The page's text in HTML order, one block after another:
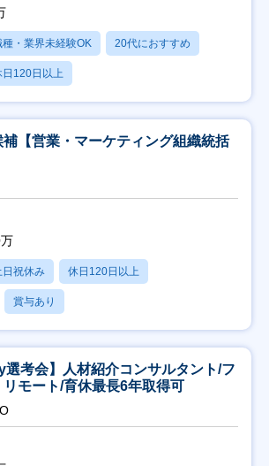
種・業界未経験OK 20代におすすめ
日120日以上
【営業・マーケティング組織統括
日祝休み 休日120日以上
賞与あり
選考会】人材紹介コンサルタント/フ
モート/育休最長6年取得可